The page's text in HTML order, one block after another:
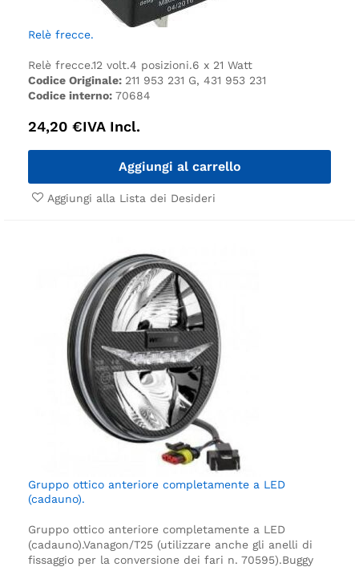
Relè frecce.
Relè frecce.12 volt.4 posizioni.6 x 21 Watt
Codice Originale: 211 953 231 G, 431 953 231
Codice interno: 70684
24,20 €IVA Incl.
Aggiungi al carrello
Aggiungi alla Lista dei Desideri
Gruppo ottico anteriore completamente a LED
(cadauno).
Gruppo ottico anteriore completamente a LED
(cadauno).Vanagon/T25 (utilizzare anche gli anelli di
fissaggio per la conversione dei fari n. 70595).Buggy